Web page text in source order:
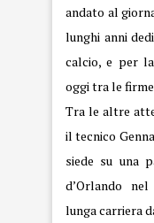
andato al
lunghi anni
calcio, e per
oggi tra le
Tra le altre
il tecnico
siede su una
d’Orlando
lunga carriera